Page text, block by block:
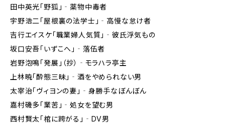
田中英光「野狐」‐薬物中毒者
宇野浩二「屋根裏の法学士」‐高慢な怠け者
吉行エイスケ「職業婦人気質」‐彼氏浮気もの
坂口安吾「いずこへ」‐落伍者
岩野泡鳴「発展」（抄）‐モラハラ亭主
上林暁「酔態三昧」‐酒をやめられない男
太宰治「ヴィヨンの妻」‐身勝手なぼんぼん
嘉村磯多「業苦」‐処女を望む男
西村賢太「棺に跨がる」‐DV男